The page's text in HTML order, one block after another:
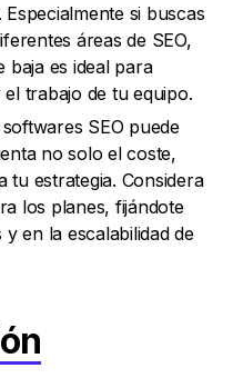
si buscas
áreas de SEO,
baja es ideal para
trabajo de tu equipo.
SEO puede
no solo el coste,
tu estrategia. Considera
los planes, fijándote
en la escalabilidad de